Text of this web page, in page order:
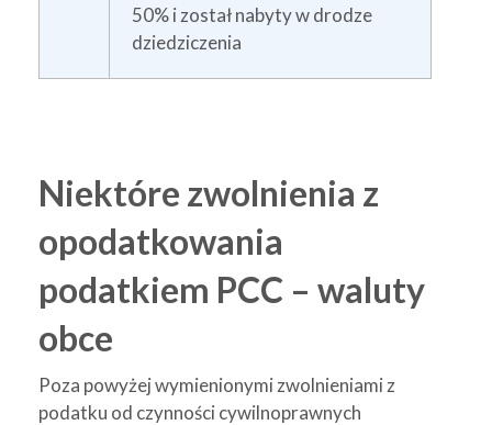
50% i został nabyty w drodze
dziedziczenia
Niektóre zwolnienia z
opodatkowania
podatkiem PCC – waluty
obce
Poza powyżej wymienionymi zwolnieniami z
podatku od czynności cywilnoprawnych